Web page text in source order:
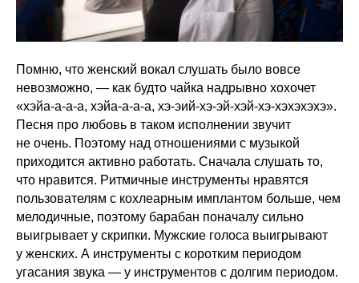
Помню, что женский вокал слушать было вовсе
невозможно, — как будто чайка надрывно хохочет
«хэйа-а-а-а, хэйа-а-а-а, хэ-эий-хэ-эй-хэй-хэ-хэхэхэхэ».
Песня про любовь в таком исполнении звучит
не очень. Поэтому над отношениями с музыкой
приходится активно работать. Сначала слушать то,
что нравится. Ритмичные инструменты нравятся
пользователям с кохлеарным имплантом больше, чем
мелодичные, поэтому барабан поначалу сильно
выигрывает у скрипки. Мужские голоса выигрывают
у женских. А инструменты с коротким периодом
угасания звука — у инструментов с долгим периодом.